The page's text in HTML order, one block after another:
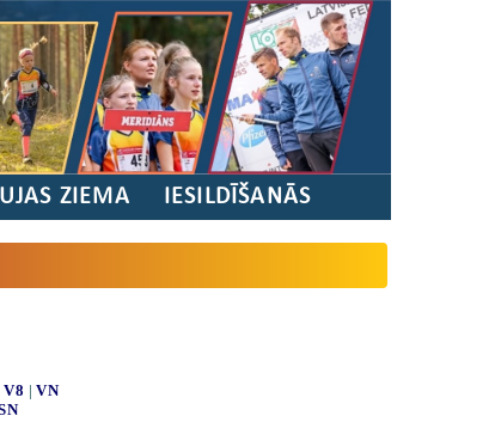
ZIEMA IESILDĪŠANĀS
V8 | VN